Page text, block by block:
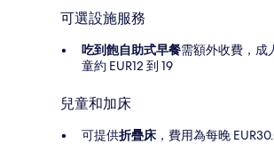
可選設施服務
吃到飽自助式早餐需額外收費，成
童約 EUR12 到 19
兒童和加床
可提供折疊床 ，費用為每晚